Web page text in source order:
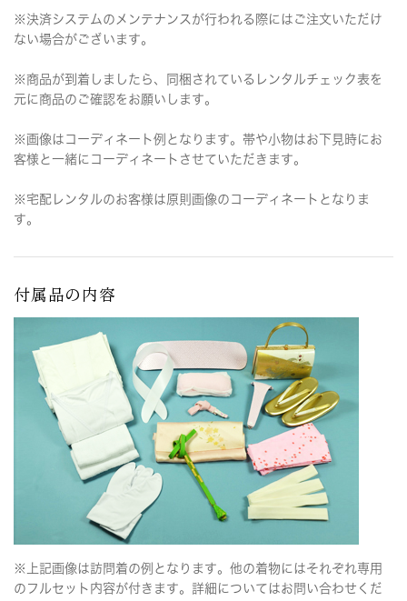
※決済システムのメンテナンスが行われる際にはご注文いただけ
ない場合がございます。
※商品が到着しましたら、同梱されているレンタルチェック表を
元に商品のご確認をお願いします。
※画像はコーディネート例となります。帯や小物はお下見時にお
客様と一緒にコーディネートさせていただきます。
※宅配レンタルのお客様は原則画像のコーディネートとなりま
す。
付属品の内容
※上記画像は訪問着の例となります。他の着物にはそれぞれ専用
のフルセット内容が付きます。詳細についてはお問い合わせくだ